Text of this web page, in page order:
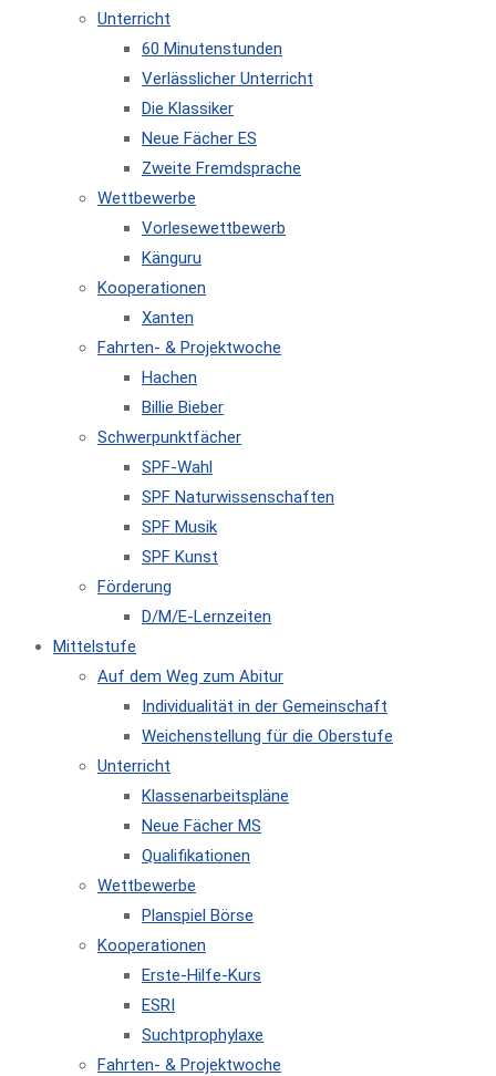
Unterricht
60 Minutenstunden
Verlässlicher Unterricht
Die Klassiker
Neue Fächer ES
Zweite Fremdsprache
Wettbewerbe
Vorlesewettbewerb
Känguru
Kooperationen
Xanten
Fahrten- & Projektwoche
Hachen
Billie Bieber
Schwerpunktfächer
SPF-Wahl
SPF Naturwissenschaften
SPF Musik
SPF Kunst
Förderung
D/M/E-Lernzeiten
Mittelstufe
Auf dem Weg zum Abitur
Individualität in der Gemeinschaft
Weichenstellung für die Oberstufe
Unterricht
Klassenarbeitspläne
Neue Fächer MS
Qualifikationen
Wettbewerbe
Planspiel Börse
Kooperationen
Erste-Hilfe-Kurs
ESRI
Suchtprophylaxe
Fahrten- & Projektwoche